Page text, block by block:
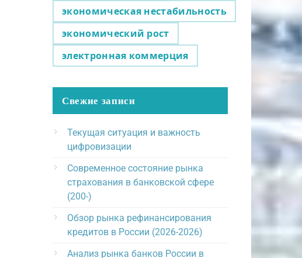
экономическая нестабильность
экономический рост
электронная коммерция
Свежие записи
Текущая ситуация и важность
цифровизации
Современное состояние рынка
страхования в банковской сфере
(200-)
Обзор рынка рефинансирования
кредитов в России (2026-2026)
Анализ рынка банков России в